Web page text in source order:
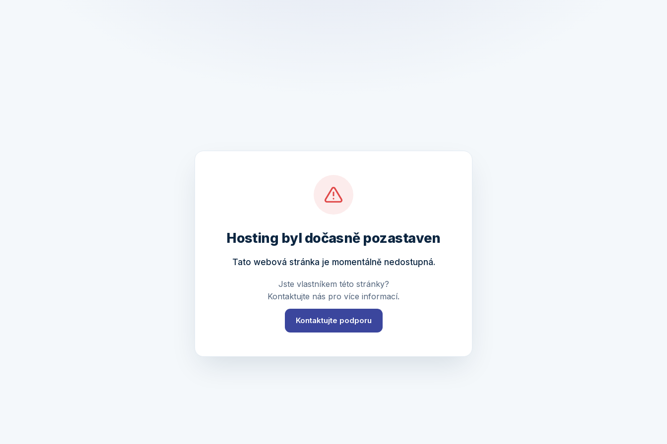
Hosting byl dočasně pozastaven
Tato webová stránka je momentálně nedostupná.
Jste vlastníkem této stránky?
Kontaktujte nás pro více informací.
Kontaktujte podporu